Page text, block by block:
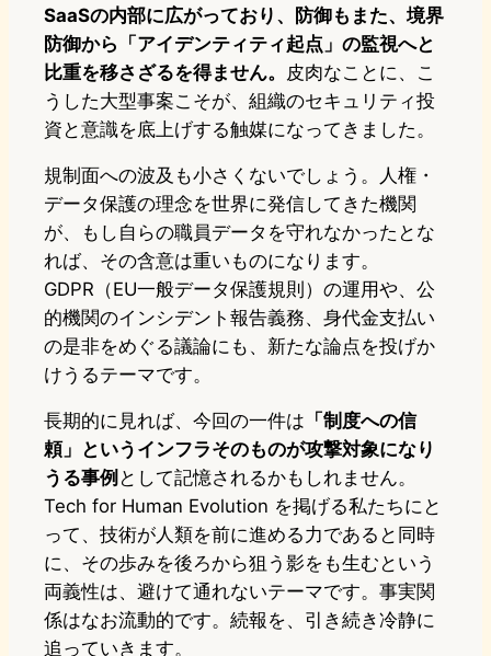
SaaSの内部に広がっており、防御もまた、境界
防御から「アイデンティティ起点」の監視へと
比重を移さざるを得ません。 皮肉なことに、こ
うした大型事案こそが、組織のセキュリティ投
資と意識を底上げする触媒になってきました。
規制面への波及も小さくないでしょう。人権・
データ保護の理念を世界に発信してきた機関
が、もし自らの職員データを守れなかったとな
れば、その含意は重いものになります。
GDPR（EU一般データ保護規則）の運用や、公
的機関のインシデント報告義務、身代金支払い
の是非をめぐる議論にも、新たな論点を投げか
けうるテーマです。
長期的に見れば、今回の一件は 「制度への信
頼」というインフラそのものが攻撃対象になり
うる事例 として記憶されるかもしれません。
Tech for Human Evolution を掲げる私たちにと
って、技術が人類を前に進める力であると同時
に、その歩みを後ろから狙う影をも生むという
両義性は、避けて通れないテーマです。事実関
係はなお流動的です。続報を、引き続き冷静に
追っていきます。